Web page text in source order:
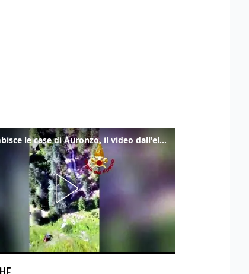
Frana lambisce le case di Auronzo, il video dall'elicottero dei vigili del fuoco